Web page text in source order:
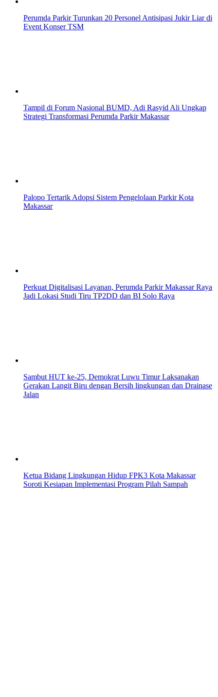
Perumda Parkir Turunkan 20 Personel Antisipasi Jukir Liar di
Event Konser TSM
Tampil di Forum Nasional BUMD, Adi Rasyid Ali Ungkap
Strategi Transformasi Perumda Parkir Makassar
Palopo Tertarik Adopsi Sistem Pengelolaan Parkir Kota
Makassar
Perkuat Digitalisasi Layanan, Perumda Parkir Makassar Raya
Jadi Lokasi Studi Tiru TP2DD dan BI Solo Raya
Sambut HUT ke-25, Demokrat Luwu Timur Laksanakan
Gerakan Langit Biru dengan Bersih lingkungan dan Drainase
Jalan
Ketua Bidang Lingkungan Hidup FPK3 Kota Makassar
Soroti Kesiapan Implementasi Program Pilah Sampah